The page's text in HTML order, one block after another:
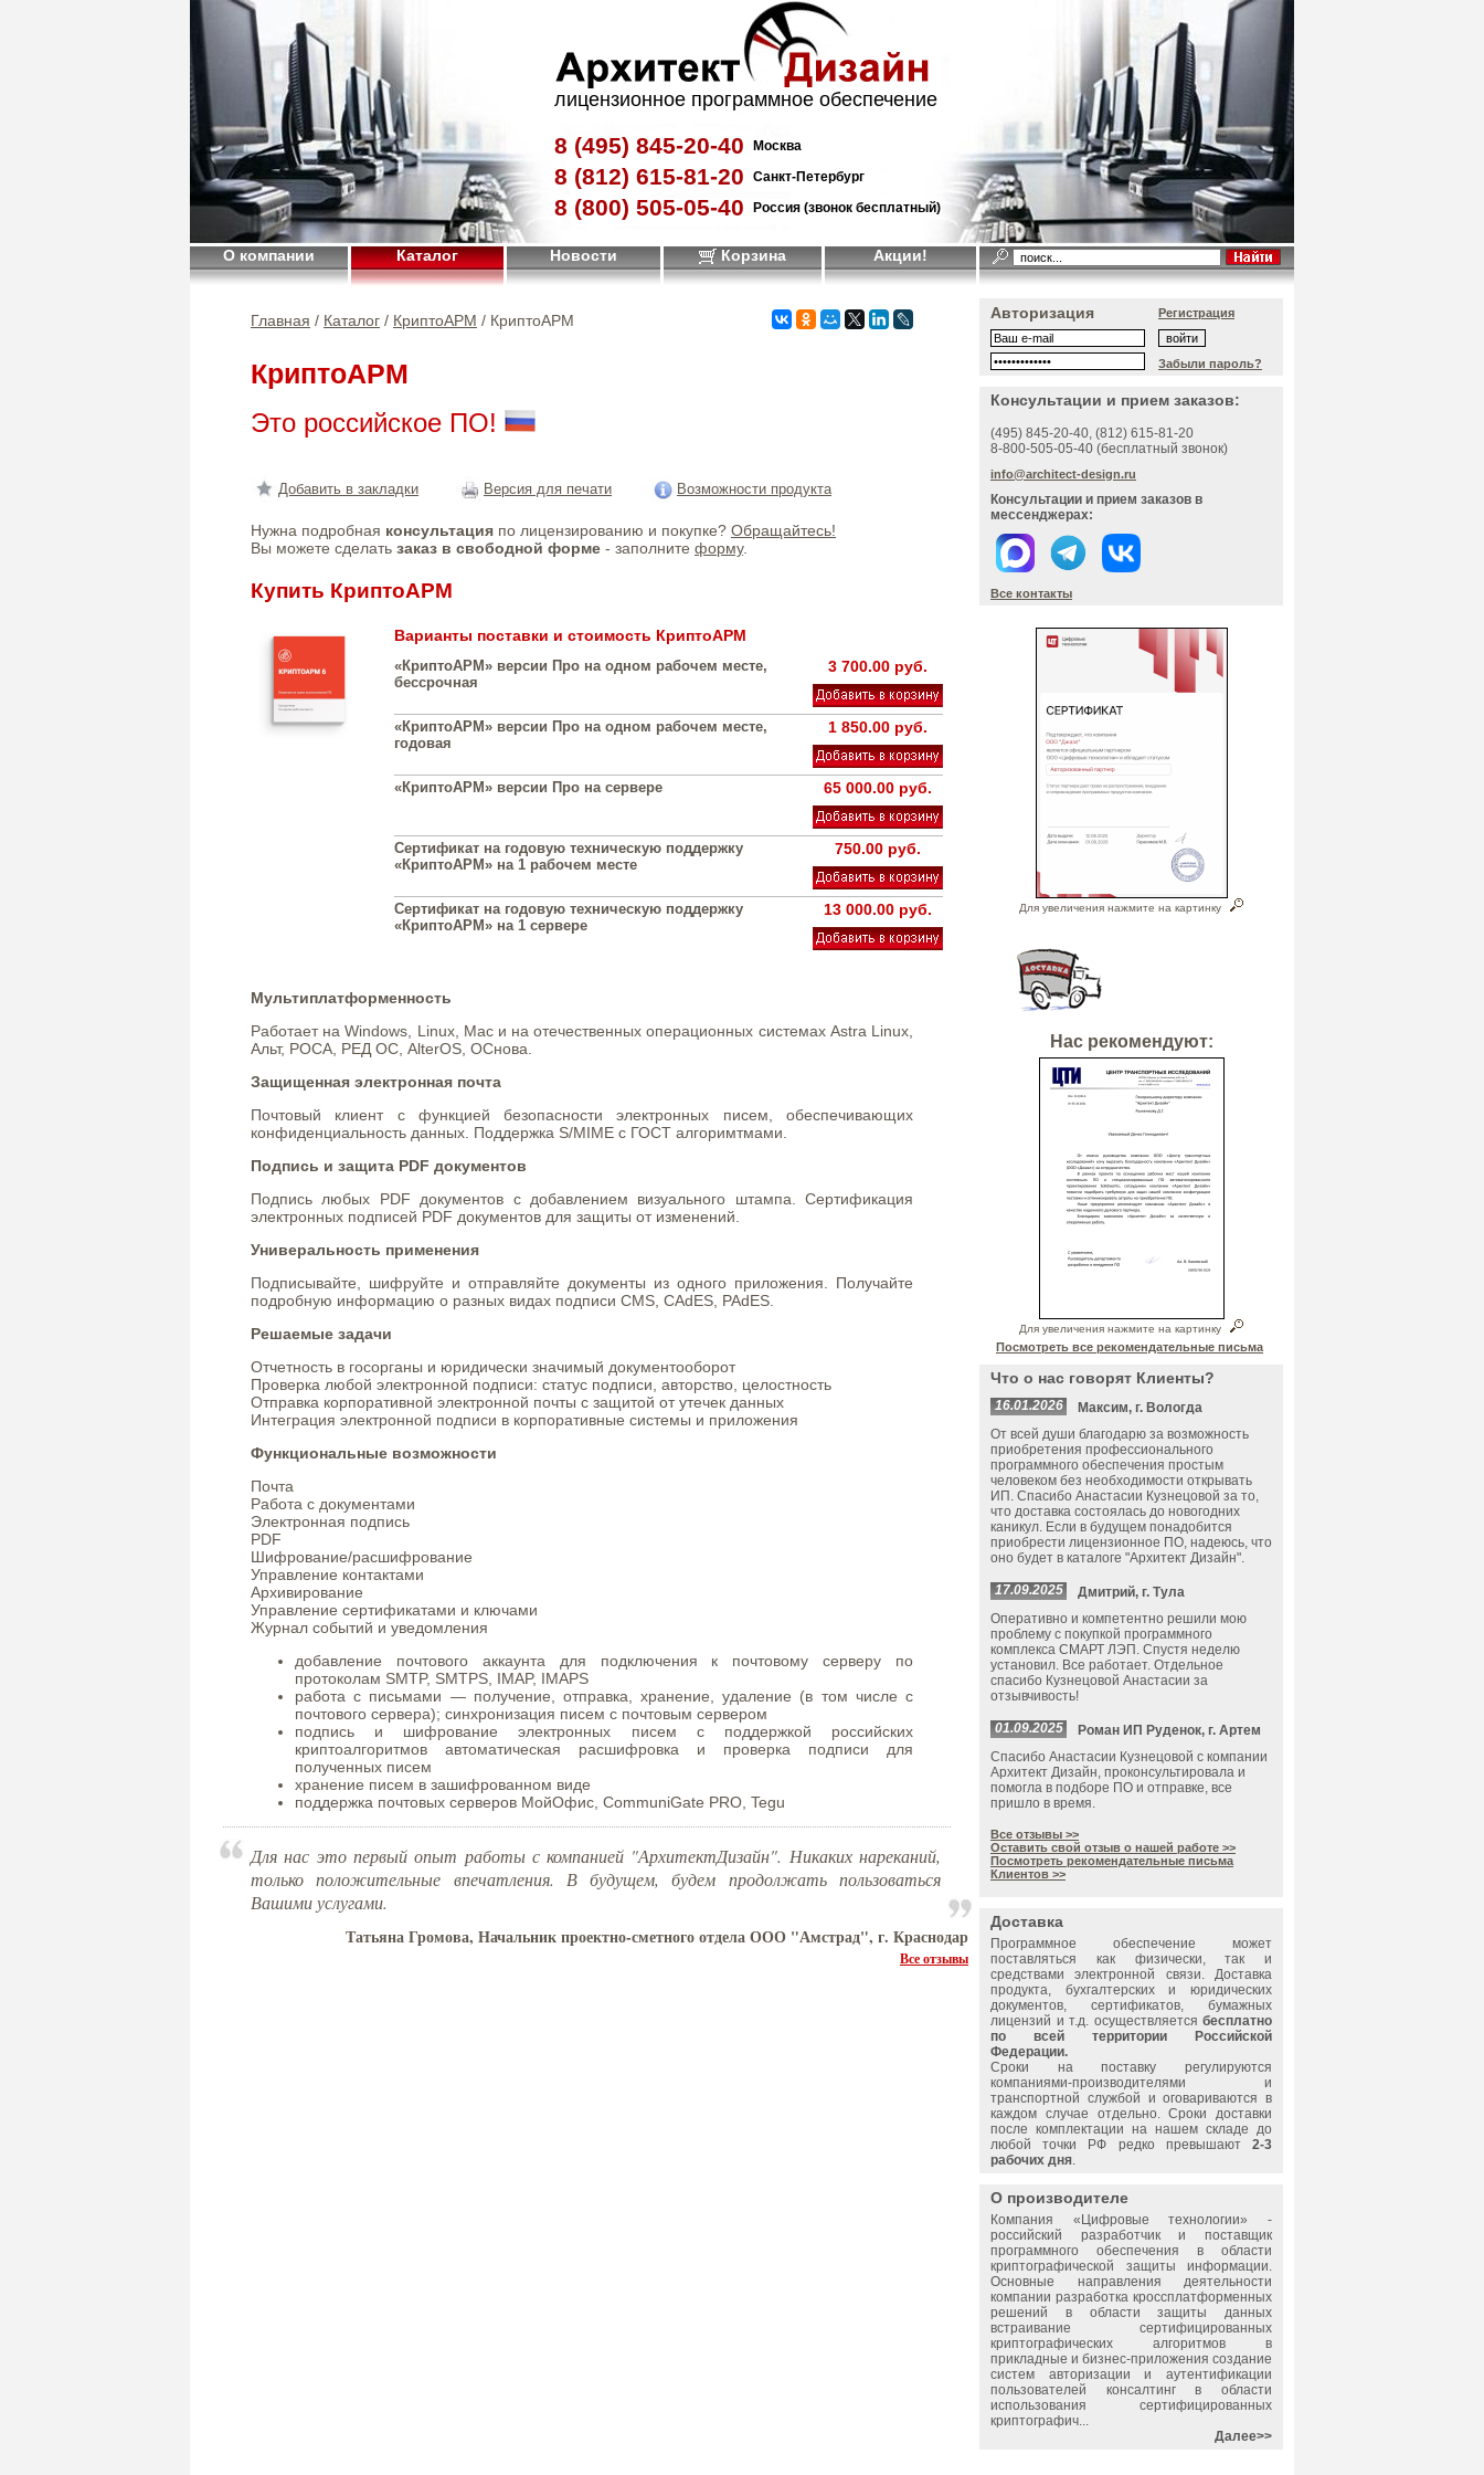
лицензионное программное обеспечение
8 (495) 845-20-40 Москва
8 (812) 615-81-20 Санкт-Петербург
8 (800) 505-05-40 Россия (звонок бесплатный)
О компании Каталог Новости Корзина Акции!
Главная / Каталог / КриптоАРМ / КриптоАРМ
КриптоАРМ
Это российское ПО!
Добавить в закладки Версия для печати Возможности продукта
Нужна подробная консультация по лицензированию и покупке? Обращайтесь!
Вы можете сделать заказ в свободной форме - заполните форму.
Купить КриптоАРМ
Варианты поставки и стоимость КриптоАРМ
«КриптоАРМ» версии Про на одном рабочем месте,
бессрочная
3 700.00 руб.
«КриптоАРМ» версии Про на одном рабочем месте,
годовая
1 850.00 руб.
«КриптоАРМ» версии Про на сервере 65 000.00 руб.
Сертификат на годовую техническую поддержку
«КриптоАРМ» на 1 рабочем месте
750.00 руб.
Сертификат на годовую техническую поддержку
«КриптоАРМ» на 1 сервере
13 000.00 руб.
Мультиплатформенность
Работает на Windows, Linux, Mac и на отечественных операционных системах Astra Linux,
Альт, РОСА, РЕД ОС, AlterOS, ОСнова.
Защищенная электронная почта
Почтовый клиент с функцией безопасности электронных писем, обеспечивающих
конфиденциальность данных. Поддержка S/MIME c ГОСТ алгоримтмами.
Подпись и защита PDF документов
Подпись любых PDF документов с добавлением визуального штампа. Сертификация
электронных подписей PDF документов для защиты от изменений.
Универальность применения
Подписывайте, шифруйте и отправляйте документы из одного приложения. Получайте
подробную информацию о разных видах подписи CMS, CAdES, PAdES.
Решаемые задачи
Отчетность в госорганы и юридически значимый документооборот
Проверка любой электронной подписи: статус подписи, авторство, целостность
Отправка корпоративной электронной почты с защитой от утечек данных
Интеграция электронной подписи в корпоративные системы и приложения
Функциональные возможности
Почта
Работа с документами
Электронная подпись
PDF
Шифрование/расшифрование
Управление контактами
Архивирование
Управление сертификатами и ключами
Журнал событий и уведомления
добавление почтового аккаунта для подключения к почтовому серверу по
протоколам SMTP, SMTPS, IMAP, IMAPS
работа с письмами — получение, отправка, хранение, удаление (в том числе с
почтового сервера); синхронизация писем с почтовым сервером
подпись и шифрование электронных писем с поддержкой российских
криптоалгоритмов автоматическая расшифровка и проверка подписи для
полученных писем
хранение писем в зашифрованном виде
поддержка почтовых серверов МойОфис, CommuniGate PRO, Tegu
Для нас это первый опыт работы с компанией "АрхитектДизайн". Никаких нареканий,
только положительные впечатления. В будущем, будем продолжать пользоваться
Вашими услугами.
Татьяна Громова, Начальник проектно-сметного отдела ООО "Амстрад", г. Краснодар
Все отзывы
Авторизация Регистрация
Забыли пароль?
Консультации и прием заказов:
(495) 845-20-40, (812) 615-81-20
8-800-505-05-40 (бесплатный звонок)
info@architect-design.ru
Консультации и прием заказов в
мессенджерах:
Все контакты
Для увеличения нажмите на картинку
Нас рекомендуют:
Для увеличения нажмите на картинку
Посмотреть все рекомендательные письма
Что о нас говорят Клиенты?
16.01.2026
Максим, г. Вологда
От всей души благодарю за возможность
приобретения профессионального
программного обеспечения простым
человеком без необходимости открывать
ИП. Спасибо Анастасии Кузнецовой за то,
что доставка состоялась до новогодних
каникул. Если в будущем понадобится
приобрести лицензионное ПО, надеюсь, что
оно будет в каталоге "Архитект Дизайн".
17.09.2025
Дмитрий, г. Тула
Оперативно и компетентно решили мою
проблему с покупкой программного
комплекса СМАРТ ЛЭП. Спустя неделю
установил. Все работает. Отдельное
спасибо Кузнецовой Анастасии за
отзывчивость!
01.09.2025
Роман ИП Руденок, г. Артем
Спасибо Анастасии Кузнецовой с компании
Архитект Дизайн, проконсультировала и
помогла в подборе ПО и отправке, все
пришло в время.
Все отзывы >>
Оставить свой отзыв о нашей работе >>
Посмотреть рекомендательные письма
Клиентов >>
Доставка
Программное обеспечение может
поставляться как физически, так и
средствами электронной связи. Доставка
продукта, бухгалтерских и юридических
документов, сертификатов, бумажных
лицензий и т.д. осуществляется бесплатно
по всей территории Российской
Федерации.
Сроки на поставку регулируются
компаниями-производителями и
транспортной службой и оговариваются в
каждом случае отдельно. Сроки доставки
после комплектации на нашем складе до
любой точки РФ редко превышают 2-3
рабочих дня.
О производителе
Компания «Цифровые технологии» -
российский разработчик и поставщик
программного обеспечения в области
криптографической защиты информации.
Основные направления деятельности
компании разработка кроссплатформенных
решений в области защиты данных
встраивание сертифицированных
криптографических алгоритмов в
прикладные и бизнес-приложения создание
систем авторизации и аутентификации
пользователей консалтинг в области
использования сертифицированных
криптографич...
Далее>>